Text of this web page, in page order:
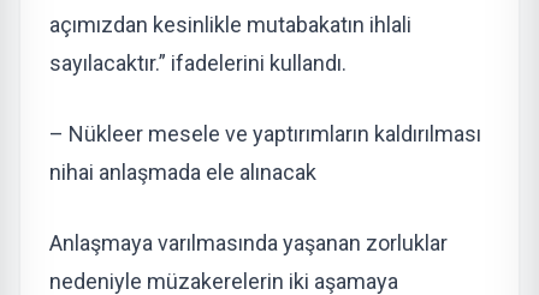
açımızdan kesinlikle mutabakatın ihlali
sayılacaktır.” ifadelerini kullandı.
– Nükleer mesele ve yaptırımların kaldırılması
nihai anlaşmada ele alınacak
Anlaşmaya varılmasında yaşanan zorluklar
nedeniyle müzakerelerin iki aşamaya